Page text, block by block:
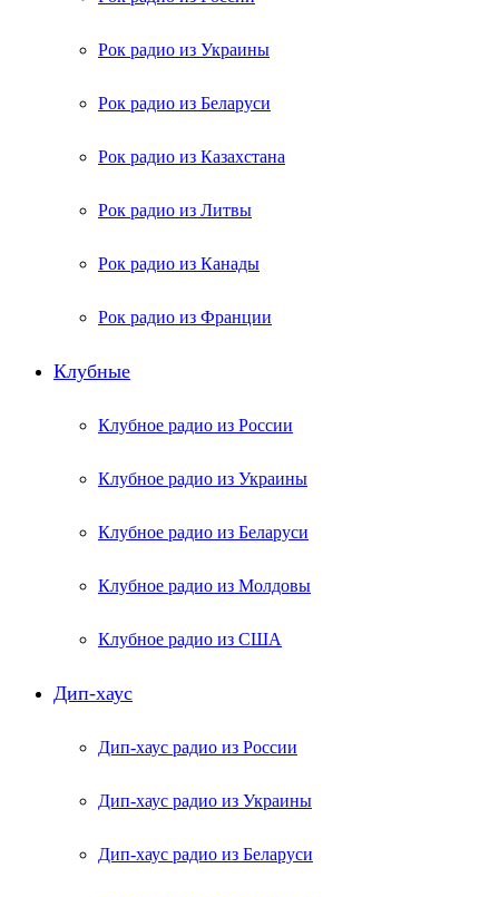
Рок радио из Украины
Рок радио из Беларуси
Рок радио из Казахстана
Рок радио из Литвы
Рок радио из Канады
Рок радио из Франции
Клубные
Клубное радио из России
Клубное радио из Украины
Клубное радио из Беларуси
Клубное радио из Молдовы
Клубное радио из США
Дип-хаус
Дип-хаус радио из России
Дип-хаус радио из Украины
Дип-хаус радио из Беларуси